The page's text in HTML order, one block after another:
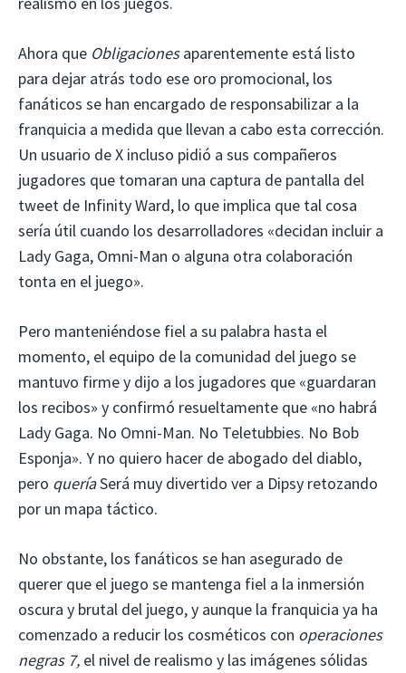
Ahora que Obligacionesaparentemente está listo
para dejar atrás todo ese oro promocional, los
fanáticos se han encargado de responsabilizar a la
franquicia a medida que llevan a cabo esta corrección.
Un usuario de X incluso pidió a sus compañeros
jugadores que tomaran una captura de pantalla del
tweet de Infinity Ward, lo que implica que tal cosa
sería útil cuando los desarrolladores «decidan incluir a
Lady Gaga, Omni-Man o alguna otra colaboración
tonta en el juego».
Pero manteniéndose fiel a su palabra hasta el
momento, el equipo de la comunidad del juego se
mantuvo firme y dijo a los jugadores que «guardaran
los recibos» y confirmó resueltamente que «no habrá
Lady Gaga. No Omni-Man. No Teletubbies. No Bob
Esponja». Y no quiero hacer de abogado del diablo,
pero queríaSerá muy divertido ver a Dipsy retozando
por un mapa táctico.
No obstante, los fanáticos se han asegurado de
querer que el juego se mantenga fiel a la inmersión
oscura y brutal del juego, y aunque la franquicia ya ha
comenzado a reducir los cosméticos con operaciones
negras 7, el nivel de realismo y las imágenes sólidas